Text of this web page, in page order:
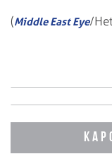
(Middle East Eye/